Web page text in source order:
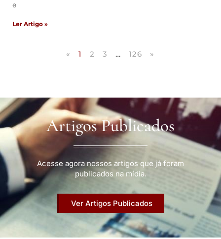
e
Ler Artigo »
« 1 2 3 … 126 »
Artigos Publicados
Acesse agora nossos artigos que já foram
publicados na mídia.
Ver Artigos Publicados